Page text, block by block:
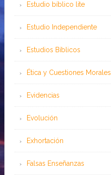
Estudio bíblico lite
Estudio Independiente
Estudios Bíblicos
Ética y Cuestiones Morales
Evidencias
Evolución
Exhortación
Falsas Enseñanzas